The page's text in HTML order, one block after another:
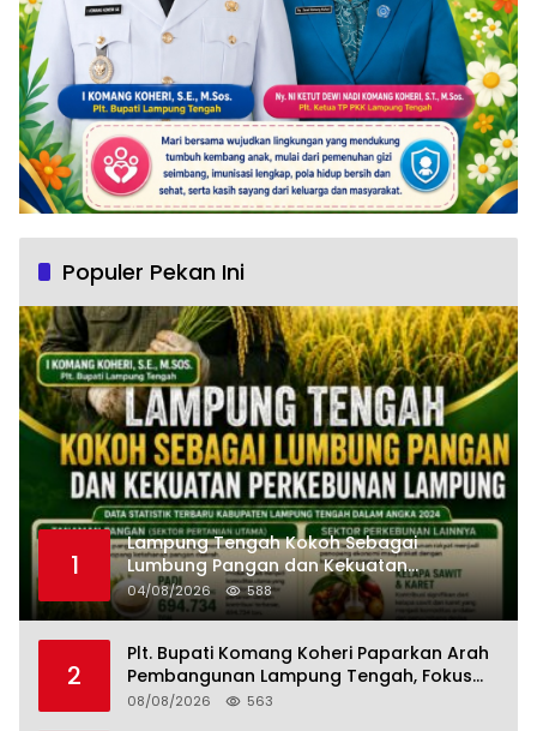
Populer Pekan Ini
1
Lampung Tengah Kokoh Sebagai
Lumbung Pangan dan Kekuatan
Perkebunan Lampung, Komang Koheri:
Kemandirian Pangan adalah Fondasi
04/08/2026 588
2
Plt. Bupati Komang Koheri Paparkan Arah
Pembangunan Lampung Tengah, Fokus
pada SDM, Ekonomi, Infrastruktur dan
08/08/2026 563